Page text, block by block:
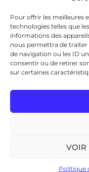
Pour offrir les meilleures
technologies telles que
informations des
nous permettra de
de navigation ou les ID
consentir ou de retirer
sur certaines
VOIR
Politique
Copyright ©
réservés,